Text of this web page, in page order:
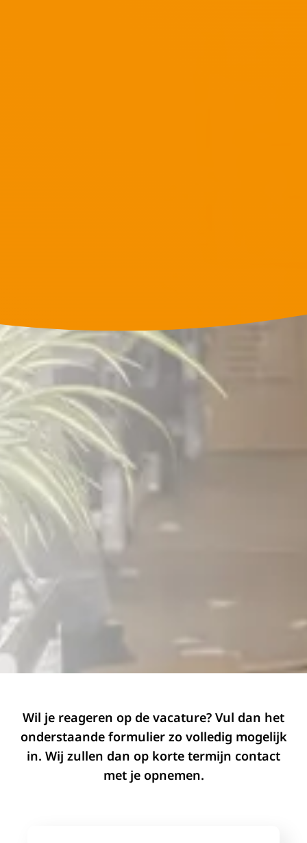
Wil je reageren op de vacature? Vul dan het
onderstaande formulier zo volledig mogelijk
in. Wij zullen dan op korte termijn contact
met je opnemen.